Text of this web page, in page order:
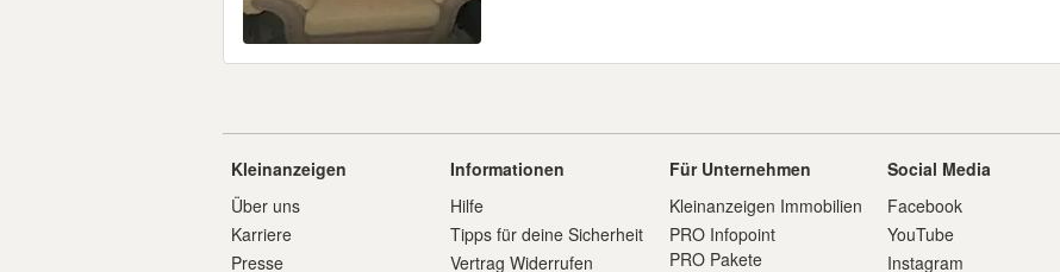
Kleinanzeigen
Über uns
Karriere
Presse
Informationen
Hilfe
Tipps für deine Sicherheit
Vertrag Widerrufen
Für Unternehmen
Kleinanzeigen Immobilien
PRO Infopoint
PRO Pakete
Social Media
Facebook
YouTube
Instagram